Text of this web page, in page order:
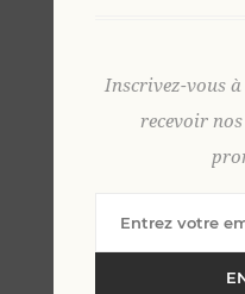
Inscrivez-vous
recevoir